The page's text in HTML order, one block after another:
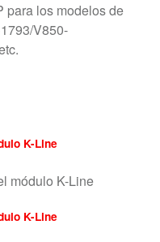
para los modelos de
V850-
K-Line
K-Line